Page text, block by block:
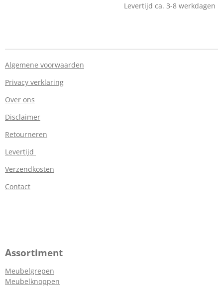
Levertijd ca. 3-8 werkdagen
Algemene voorwaarden
Privacy verklaring
Over ons
Disclaimer
Retourneren
Levertijd
Verzendkosten
Contact
Assortiment
Meubelgrepen
Meubelknoppen